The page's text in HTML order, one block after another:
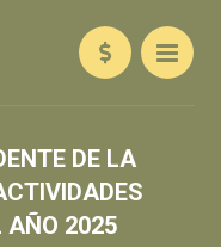
DE LA
AÑO 2025